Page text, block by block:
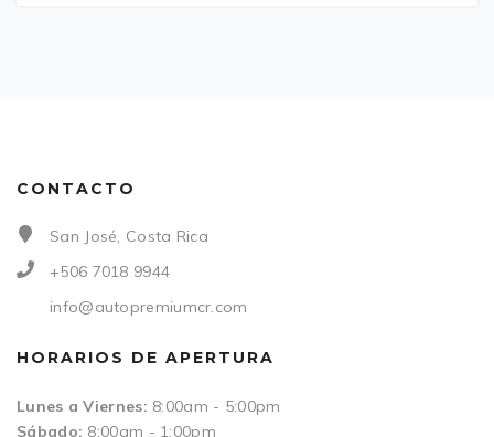
CONTACTO
San José, Costa Rica
+506 7018 9944
info@autopremiumcr.com
HORARIOS DE APERTURA
Lunes a Viernes: 8:00am - 5:00pm
Sábado: 8:00am - 1:00pm